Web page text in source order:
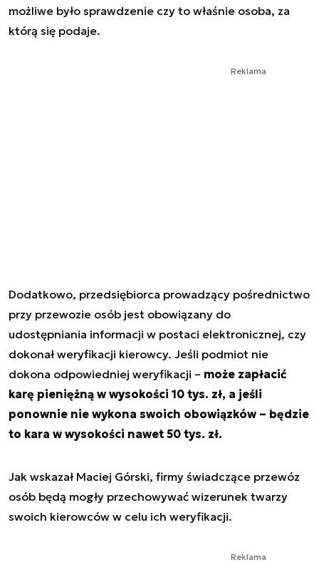
możliwe było sprawdzenie czy to właśnie osoba, za
którą się podaje.
Reklama
Dodatkowo, przedsiębiorca prowadzący pośrednictwo
przy przewozie osób jest obowiązany do
udostępniania informacji w postaci elektronicznej, czy
dokonał weryfikacji kierowcy. Jeśli podmiot nie
dokona odpowiedniej weryfikacji – może zapłacić
karę pieniężną w wysokości 10 tys. zł, a jeśli
ponownie nie wykona swoich obowiązków – będzie
to kara w wysokości nawet 50 tys. zł.
Jak wskazał Maciej Górski, firmy świadczące przewóz
osób będą mogły przechowywać wizerunek twarzy
swoich kierowców w celu ich weryfikacji.
Reklama